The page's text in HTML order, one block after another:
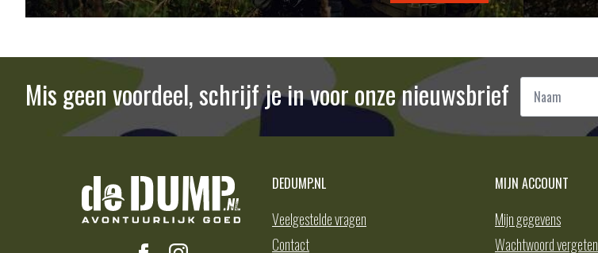
Mis geen voordeel, schrijf je in voor onze nieuwsbrief Naam
DEDUMP.NL
Veelgestelde vragen
Contact
MIJN ACCOUNT
Mijn gegevens
Wachtwoord vergeten